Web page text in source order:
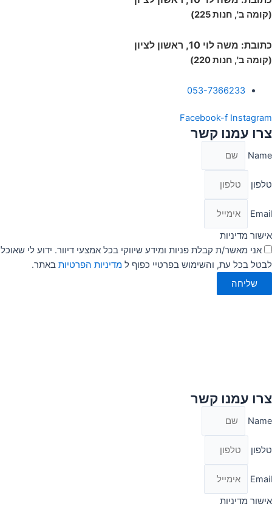
(קומה ב', חנות 225)
כתובת: משה לוי 10, ראשון לציון
(קומה ב', חנות 220)
053-7366233
Facebook-f Instagram
צרו עמנו קשר
Name
טלפון
Email
אישור מדיניות
אני מאשר/ת קבלת פניות ומידע שיווקי בכל אמצעי דיוור. ידוע לי שאוכל
לבטל בכל עת, והשימוש בפרטיי כפוף ל מדיניות הפרטיות באתר.
שליחה
צרו עמנו קשר
Name
טלפון
Email
אישור מדיניות